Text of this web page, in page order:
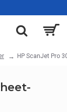
HP ScanJet Pro